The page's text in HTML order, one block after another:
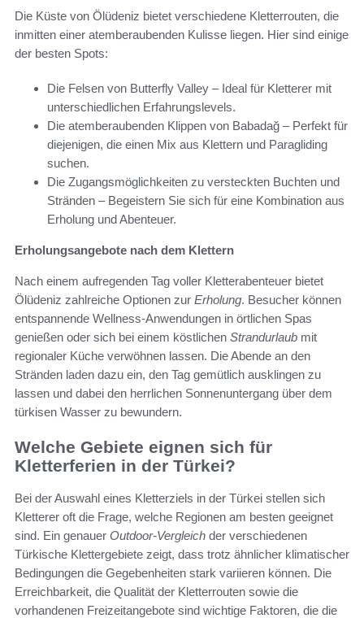
Die Küste von Ölüdeniz bietet verschiedene Kletterrouten, die
inmitten einer atemberaubenden Kulisse liegen. Hier sind einige
der besten Spots:
Die Felsen von Butterfly Valley – Ideal für Kletterer mit
unterschiedlichen Erfahrungslevels.
Die atemberaubenden Klippen von Babadağ – Perfekt für
diejenigen, die einen Mix aus Klettern und Paragliding
suchen.
Die Zugangsmöglichkeiten zu versteckten Buchten und
Stränden – Begeistern Sie sich für eine Kombination aus
Erholung und Abenteuer.
Erholungsangebote nach dem Klettern
Nach einem aufregenden Tag voller Kletterabenteuer bietet
Ölüdeniz zahlreiche Optionen zur Erholung. Besucher können
entspannende Wellness-Anwendungen in örtlichen Spas
genießen oder sich bei einem köstlichen Strandurlaub mit
regionaler Küche verwöhnen lassen. Die Abende an den
Stränden laden dazu ein, den Tag gemütlich ausklingen zu
lassen und dabei den herrlichen Sonnenuntergang über dem
türkisen Wasser zu bewundern.
Welche Gebiete eignen sich für
Kletterferien in der Türkei?
Bei der Auswahl eines Kletterziels in der Türkei stellen sich
Kletterer oft die Frage, welche Regionen am besten geeignet
sind. Ein genauer Outdoor-Vergleich der verschiedenen
Türkische Klettergebiete zeigt, dass trotz ähnlicher klimatischer
Bedingungen die Gegebenheiten stark variieren können. Die
Erreichbarkeit, die Qualität der Kletterrouten sowie die
vorhandenen Freizeitangebote sind wichtige Faktoren, die die